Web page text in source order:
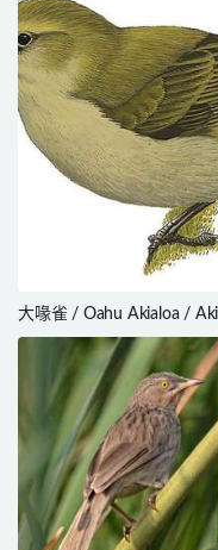
大喙雀 / Oahu Akialoa /
ellisiana